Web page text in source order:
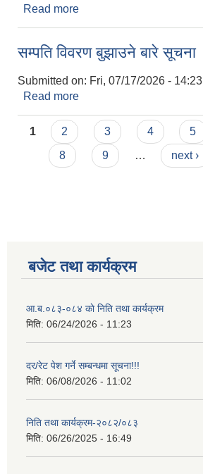
Read more
सम्पति विवरण बुझाउने बारे सूचना
Submitted on: Fri, 07/17/2026 - 14:23
Read more
Pages
1 2 3 4 5
8
9 … next ›
बजेट तथा कार्यक्रम
आ.ब.०८३-०८४ काे निति तथा कार्यक्रम
मिति: 06/24/2026 - 11:23
दर/रेट पेश गर्ने सम्बन्धमा सूचना!!!
मिति: 06/08/2026 - 11:02
निति तथा कार्यक्रम-२०८२/०८३
मिति: 06/26/2025 - 16:49